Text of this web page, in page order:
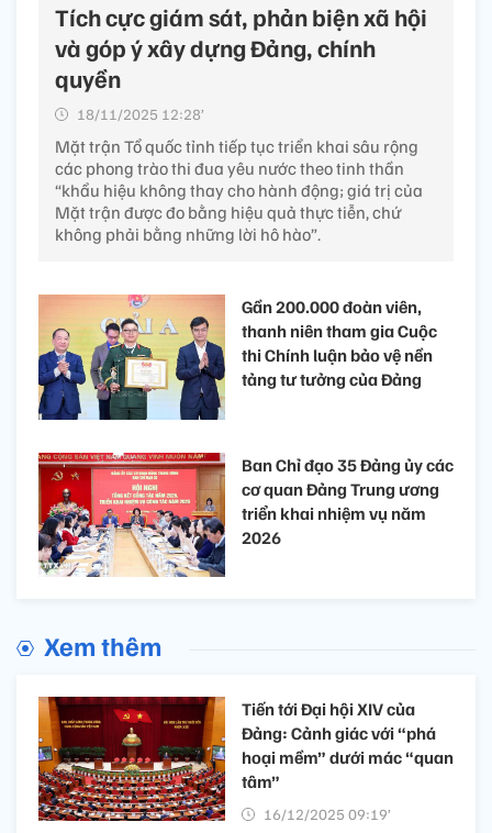
Tích cực giám sát, phản biện xã hội
và góp ý xây dựng Đảng, chính
quyền
18/11/2025 12:28’
Mặt trận Tổ quốc tỉnh tiếp tục triển khai sâu rộng
các phong trào thi đua yêu nước theo tinh thần
“khẩu hiệu không thay cho hành động; giá trị của
Mặt trận được đo bằng hiệu quả thực tiễn, chứ
không phải bằng những lời hô hào”.
Gần 200.000 đoàn viên,
thanh niên tham gia Cuộc
thi Chính luận bảo vệ nền
tảng tư tưởng của Đảng
Ban Chỉ đạo 35 Đảng ủy các
cơ quan Đảng Trung ương
triển khai nhiệm vụ năm
2026
Xem thêm
Tiến tới Đại hội XIV của
Đảng: Cảnh giác với “phá
hoại mềm” dưới mác “quan
tâm”
16/12/2025 09:19’